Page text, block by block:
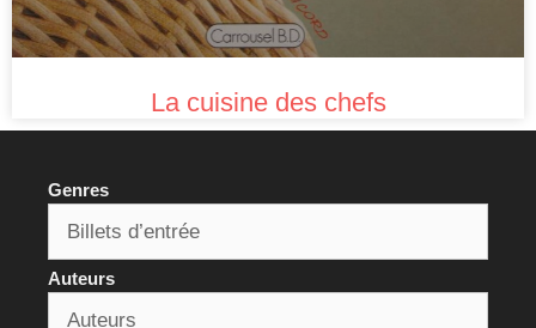
La cuisine des chefs
Genres
Auteurs